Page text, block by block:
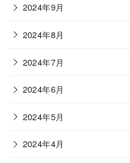
2024年9月
2024年8月
2024年7月
2024年6月
2024年5月
2024年4月